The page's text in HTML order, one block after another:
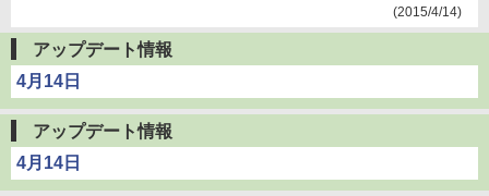
(2015/4/14)
アップデート情報
4月14日
アップデート情報
4月14日